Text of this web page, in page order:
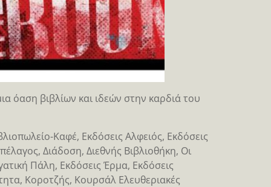
όαση βιβλίων και ιδεών στην καρδιά του
Καφέ, Εκδόσεις Αλφειός, Εκδόσεις
Διάδοση, Διεθνής Βιβλιοθήκη, Οι
Πάλη, Εκδόσεις Έρμα, Εκδόσεις
Κοροτζής, Κουρσάλ Ελευθεριακές